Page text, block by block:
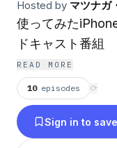
Hosted by マツナガ
使ってみた
ドキャスト番組
READ MORE
10 episodes ⟳
Sign in to save